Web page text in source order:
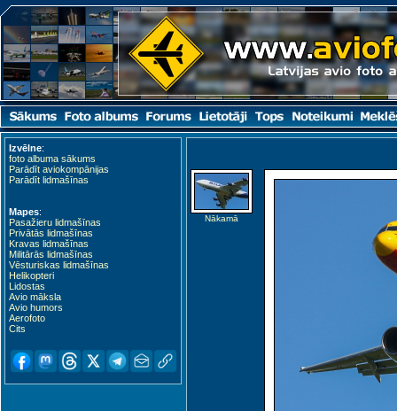
Izvēlne:
foto albuma sākums
Parādīt aviokompānijas
Parādīt lidmašīnas
Mapes:
Pasažieru lidmašīnas
Privātās lidmašīnas
Kravas lidmašīnas
Militārās lidmašīnas
Vēsturiskas lidmašīnas
Helikopteri
Lidostas
Avio māksla
Avio humors
Aerofoto
Cits
Nākamā